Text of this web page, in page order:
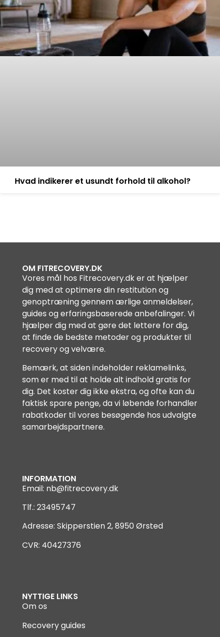
Hvad indikerer et usundt forhold til alkohol?
OM FITRECOVERY.DK
Vores mål hos Fitrecovery.dk er at hjælper
dig med at optimere din restitution og
genoptræning gennem ærlige anmeldelser,
guides og erfaringsbaserede anbefalinger. Vi
hjælper dig med at gøre det lettere for dig,
at finde de bedste metoder og produkter til
recovery og velvære.
Bemærk, at siden indeholder reklamelinks,
som er med til at holde alt indhold gratis for
dig. Det koster dig ikke ekstra, og ofte kan du
faktisk spare penge, da vi løbende forhandler
rabatkoder til vores besøgende hos udvalgte
samarbejdspartnere.
INFORMATION
Email: nb@fitrecovery.dk
Tlf.: 23495747
Adresse: Skipperstien 2, 8950 Ørsted
CVR: 40427376
NYTTIGE LINKS
Om os
Recovery guides